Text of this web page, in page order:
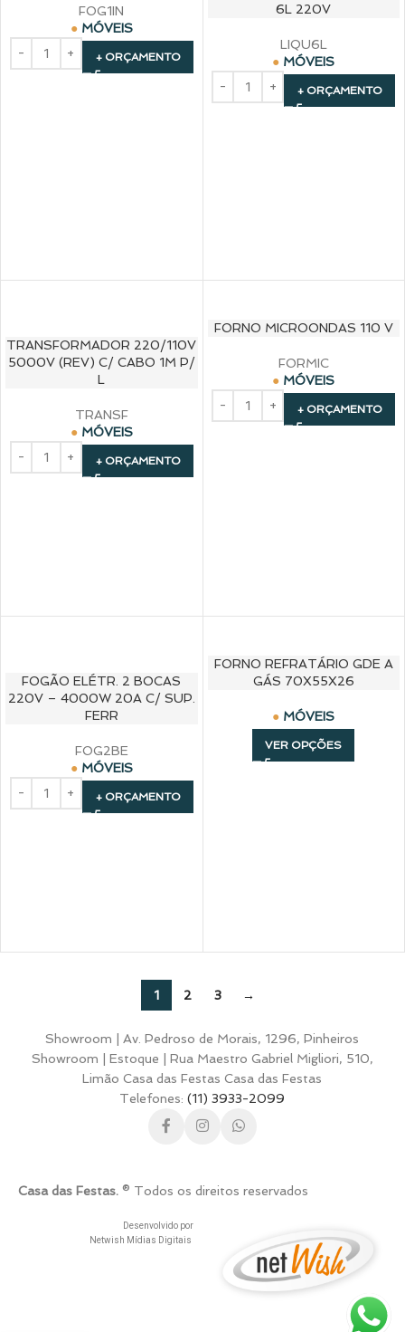
FOG1IN
MÓVEIS
+ ORÇAMENTO
6L 220V
LIQU6L
MÓVEIS
+ ORÇAMENTO
TRANSFORMADOR 220/110V
5000V (REV) C/ CABO 1M P/
L
TRANSF
MÓVEIS
+ ORÇAMENTO
FORNO MICROONDAS 110 V
FORMIC
MÓVEIS
+ ORÇAMENTO
FOGÃO ELÉTR. 2 BOCAS
220V – 4000W 20A C/ SUP.
FERR
FOG2BE
MÓVEIS
+ ORÇAMENTO
FORNO REFRATÁRIO GDE A
GÁS 70X55X26
MÓVEIS
VER OPÇÕES
1 2 3 →
Showroom | Av. Pedroso de Morais, 1296, Pinheiros
Showroom | Estoque | Rua Maestro Gabriel Migliori, 510,
Limão Casa das Festas Casa das Festas
Telefones:(11) 3933-2099
Casa das Festas. ® Todos os direitos reservados
Desenvolvido por
Netwish Mídias Digitais